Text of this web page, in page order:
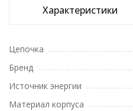
Характеристики
Цепочка
Бренд
Источник энергии
Материал корпуса